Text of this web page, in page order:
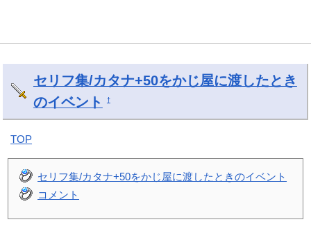
セリフ集/カタナ+50をかじ屋に渡したとき
のイベント
†
TOP
セリフ集/カタナ+50をかじ屋に渡したときのイベント
コメント